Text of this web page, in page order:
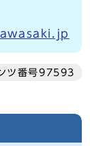
ツ番号97593